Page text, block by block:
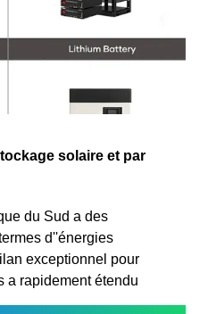
solaire et par
du Sud a des
d''énergies
exceptionnel pour
a rapidement étendu